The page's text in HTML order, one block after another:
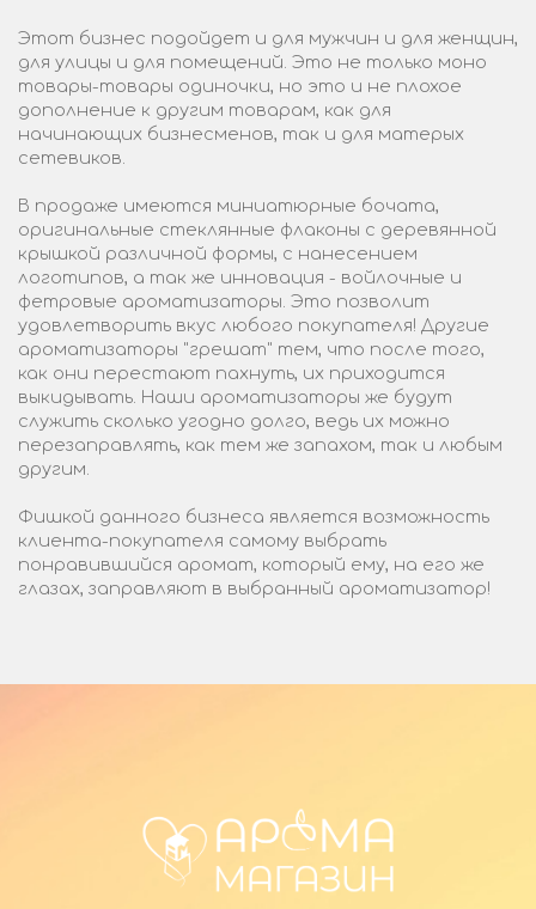
Этот бизнес подойдет и для мужчин и для женщин,
для улицы и для помещений. Это не только моно
товары-товары одиночки, но это и не плохое
дополнение к другим товарам, как для
начинающих бизнесменов, так и для матерых
сетевиков.
В продаже имеются миниатюрные бочата,
оригинальные стеклянные флаконы с деревянной
крышкой различной формы, с нанесением
логотипов, а так же инновация - войлочные и
фетровые ароматизаторы. Это позволит
удовлетворить вкус любого покупателя! Другие
ароматизаторы "грешат" тем, что после того,
как они перестают пахнуть, их приходится
выкидывать. Наши ароматизаторы же будут
служить сколько угодно долго, ведь их можно
перезаправлять, как тем же запахом, так и любым
другим.
Фишкой данного бизнеса является возможность
клиента-покупателя самому выбрать
понравившийся аромат, который ему, на его же
глазах, заправляют в выбранный ароматизатор!